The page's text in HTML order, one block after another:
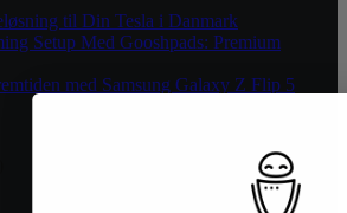
til Din Tesla i Danmark
Setup Med Gooshpads: Premium
med Samsung Galaxy Z Flip 5